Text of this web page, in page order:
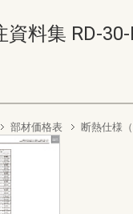
料集 RD-
部材価格表 断熱仕様